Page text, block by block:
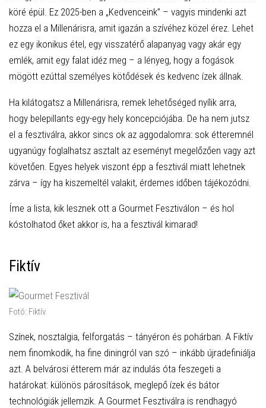
köré épül. Ez 2025-ben a „Kedvenceink” – vagyis mindenki azt
hozza el a Millenárisra, amit igazán a szívéhez közel érez. Lehet
ez egy ikonikus étel, egy visszatérő alapanyag vagy akár egy
emlék, amit egy falat idéz meg – a lényeg, hogy a fogások
mögött ezúttal személyes kötődések és kedvenc ízek állnak.
Ha kilátogatsz a Millenárisra, remek lehetőséged nyílik arra,
hogy belepillants egy-egy hely koncepciójába. De ha nem jutsz
el a fesztiválra, akkor sincs ok az aggodalomra: sok étteremnél
ugyanúgy foglalhatsz asztalt az eseményt megelőzően vagy azt
követően. Egyes helyek viszont épp a fesztivál miatt lehetnek
zárva – így ha kiszemeltél valakit, érdemes időben tájékozódni.
Íme a lista, kik lesznek ott a Gourmet Fesztiválon – és hol
kóstolhatod őket akkor is, ha a fesztivál kimarad!
Fiktív
Fotó: Fiktív
Színek, nosztalgia, felforgatás – tányéron és pohárban. A Fiktív
nem finomkodik, ha fine diningról van szó – inkább újradefiniálja
azt. A belvárosi étterem már az indulás óta feszegeti a
határokat: különös párosítások, meglepő ízek és bátor
technológiák jellemzik. A Gourmet Fesztiválra is rendhagyó